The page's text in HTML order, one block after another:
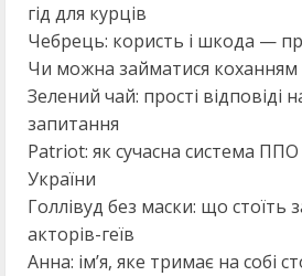
гід для курців
Чебрець: користь і шкода —
Чи можна займатися коханням
Зелений чай: прості відповіді
запитання
Patriot: як сучасна система
України
Голлівуд без маски: що стоїть
акторів-геїв
Анна: ім’я, яке тримає на собі